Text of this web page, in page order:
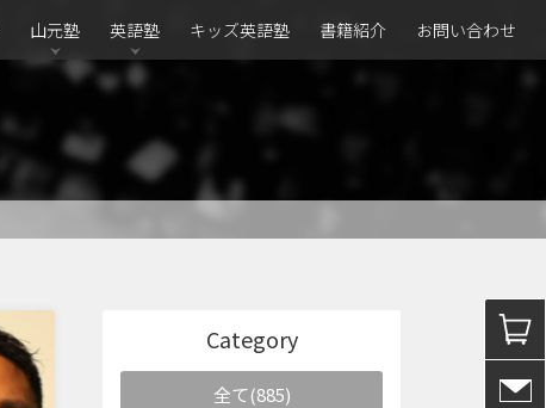
山元塾 英語塾 キッズ英語塾 書籍紹介 お問い合わせ
Category
全て(885)